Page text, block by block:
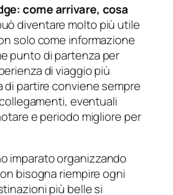
come arrivare, cosa
diventare molto più utile
solo come informazione
punto di partenza per
di viaggio più
di partire conviene sempre
eventuali
e periodo migliore per
imparato organizzando
bisogna riempire ogni
più belle si